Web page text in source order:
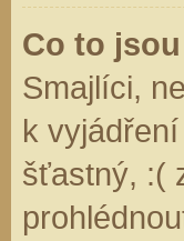
Co to
Smajlíci,
k
šťastný, :(